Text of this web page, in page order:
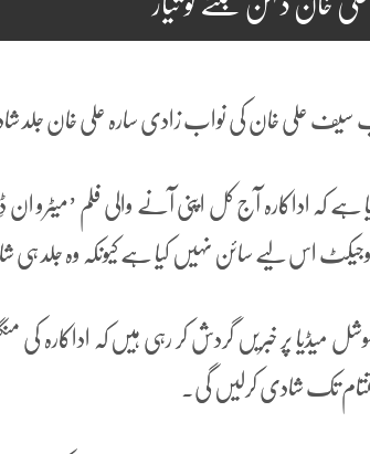
سیف علی خان کی نواب زادی سارہ علی خان جلد
ہے کہ اداکارہ آج کل اپنی آنے والی فلم
اس لیے سائن نہیں کیا ہے کیونکہ وہ جلد ہی
میڈیا پر خبریں گردش کر رہی ہیں کہ اداکارہ
تک شادی کرلیں گی۔